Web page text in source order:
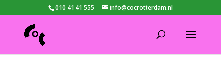
010 41 41 555 info@cocrotterdam.nl